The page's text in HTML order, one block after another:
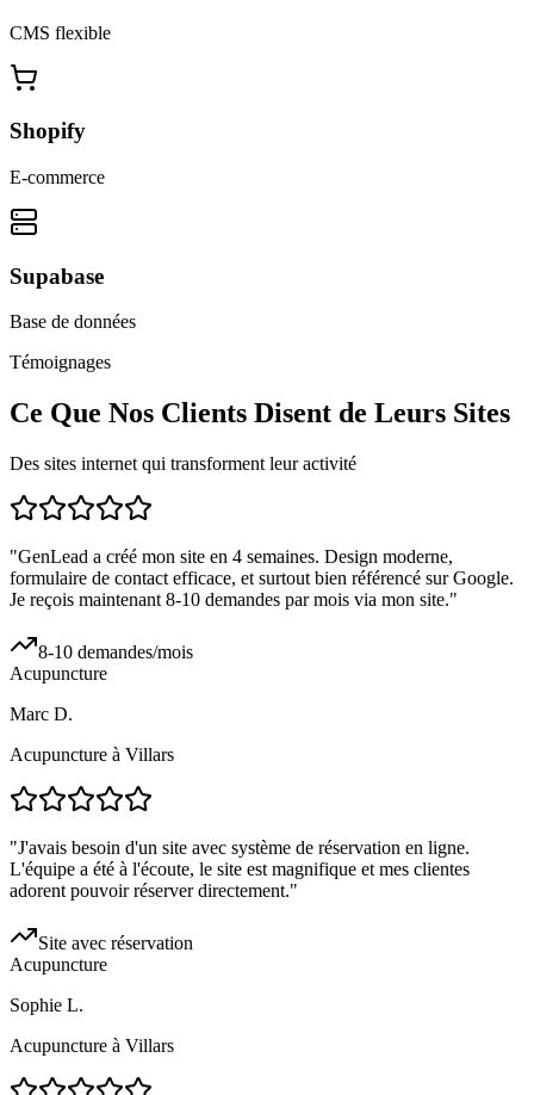
CMS flexible
Shopify
E-commerce
Supabase
Base de données
Témoignages
Ce Que Nos Clients Disent de Leurs Sites
Des sites internet qui transforment leur activité
"GenLead a créé mon site en 4 semaines. Design moderne,
formulaire de contact efficace, et surtout bien référencé sur Google.
Je reçois maintenant 8-10 demandes par mois via mon site."
8-10 demandes/mois
Acupuncture
Marc D.
Acupuncture à Villars
"J'avais besoin d'un site avec système de réservation en ligne.
L'équipe a été à l'écoute, le site est magnifique et mes clientes
adorent pouvoir réserver directement."
Site avec réservation
Acupuncture
Sophie L.
Acupuncture à Villars